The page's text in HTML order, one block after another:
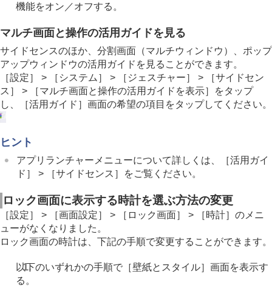
機能をオン／オフする。
マルチ画面と操作の活用ガイドを見る
サイドセンスのほか、分割画面（マルチウィンドウ）、ポップ
アップウィンドウの活用ガイドを見ることができます。
［設定］ > ［システム］ > ［ジェスチャー］ > ［サイドセン
ス］ > ［マルチ画面と操作の活用ガイドを表示］をタップ
し、［活用ガイド］画面の希望の項目をタップしてください。
ヒント
アプリランチャーメニューについて詳しくは、［活用ガイ
ド］ > ［サイドセンス］をご覧ください。
ロック画面に表示する時計を選ぶ方法の変更
［設定］ > ［画面設定］ > ［ロック画面］ > ［時計］のメニ
ューがなくなりました。
ロック画面の時計は、下記の手順で変更することができます。
以下のいずれかの手順で［壁紙とスタイル］画面を表示す
る。